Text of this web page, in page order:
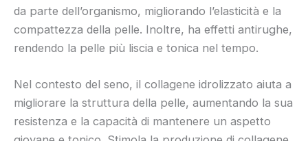
da parte dell’organismo, migliorando l’elasticità e la
compattezza della pelle. Inoltre, ha effetti antirughe,
rendendo la pelle più liscia e tonica nel tempo.
Nel contesto del seno, il collagene idrolizzato aiuta a
migliorare la struttura della pelle, aumentando la sua
resistenza e la capacità di mantenere un aspetto